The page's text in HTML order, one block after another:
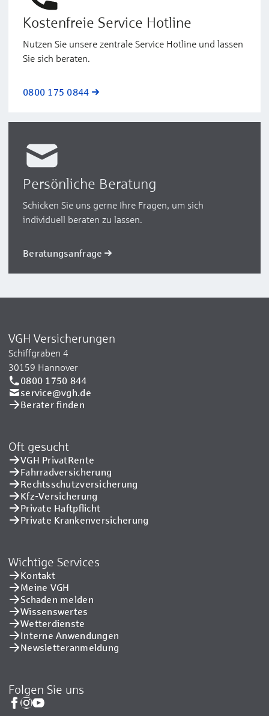
Kostenfreie Service Hotline
Nutzen Sie unsere zentrale Service Hotline und lassen
Sie sich beraten.
0800 175 0844
Persönliche Beratung
Schicken Sie uns gerne Ihre Fragen, um sich
individuell beraten zu lassen.
Beratungsanfrage
VGH Versicherungen
Schiffgraben 4
30159 Hannover
0800 1750 844
service@vgh.de
Berater finden
Oft gesucht
VGH PrivatRente
Fahrradversicherung
Rechtsschutzversicherung
Kfz-Versicherung
Private Haftpflicht
Private Kranken­versicherung
Wichtige Services
Kontakt
Meine VGH
Schaden melden
Wissenswertes
Wetterdienste
Interne Anwendungen
Newsletteranmeldung
Folgen Sie uns